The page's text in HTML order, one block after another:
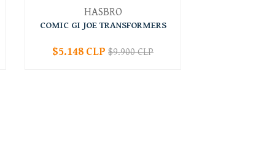
HASBRO
COMIC GI JOE TRANSFORMERS
+
$5.148 CLP $9.900 CLP